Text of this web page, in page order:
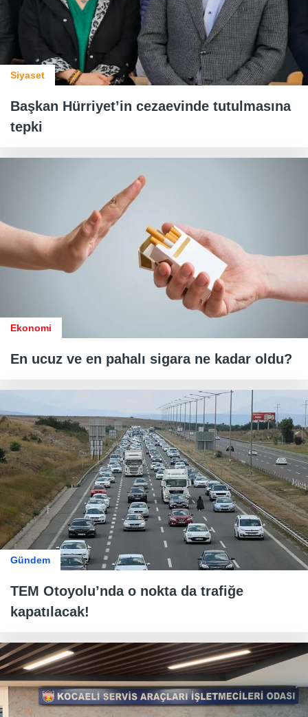
Siyaset
Başkan Hürriyet’in cezaevinde tutulmasına
tepki
Ekonomi
En ucuz ve en pahalı sigara ne kadar oldu?
Gündem
TEM Otoyolu’nda o nokta da trafiğe
kapatılacak!